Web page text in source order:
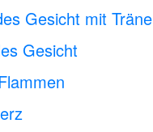
Gesicht mit Träne
Gesicht